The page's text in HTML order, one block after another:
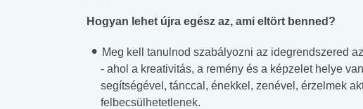
Hogyan lehet újra egész az, ami eltört benned?
Meg kell tanulnod szabályozni az idegrendszered
- ahol a kreativitás, a remény és a képzelet helye
segítségével, tánccal, énekkel, zenével, érzelmek
felbecsülhetetlenek.